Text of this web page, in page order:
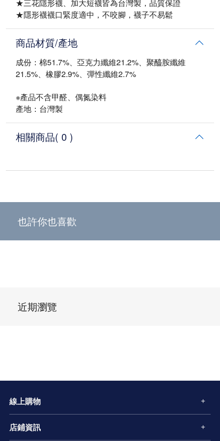
★三花隱形襪、加大短襪皆為台灣製，品質保證
★隱形襪襪口緊度適中，不咬腳，襪子不易鬆
商品材質/產地
成份：棉51.7%、亞克力纖維21.2%、聚醯胺纖維
21.5%、橡膠2.9%、彈性纖維2.7%
※產品不含甲醛、偶氮染料
產地：台灣製
相關商品( 0 )
也許你也喜歡
近期瀏覽
線上購物
店鋪資訊